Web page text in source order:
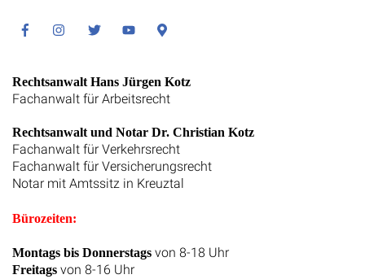
FacebookInstagramTwitter YoutubeGoogle
Rechtsanwalt Hans Jürgen Kotz
Fachanwalt für Arbeitsrecht
Rechtsanwalt und Notar Dr. Christian Kotz
Fachanwalt für Verkehrsrecht
Fachanwalt für Versicherungsrecht
Notar mit Amtssitz in Kreuztal
Bürozeiten:
Montags bis Donnerstags von 8-18 Uhr
Freitags von 8-16 Uhr